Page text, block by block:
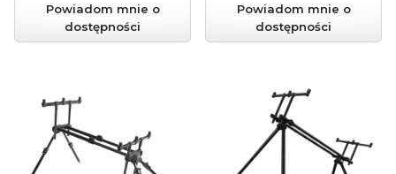
Powiadom mnie o
dostępności
Powiadom mnie o
dostępności